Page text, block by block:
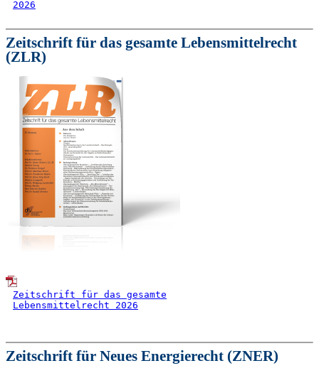
2026
Zeitschrift für das gesamte Lebensmittelrecht
(ZLR)
Zeitschrift für das gesamte
Lebensmittelrecht 2026
Zeitschrift für Neues Energierecht (ZNER)